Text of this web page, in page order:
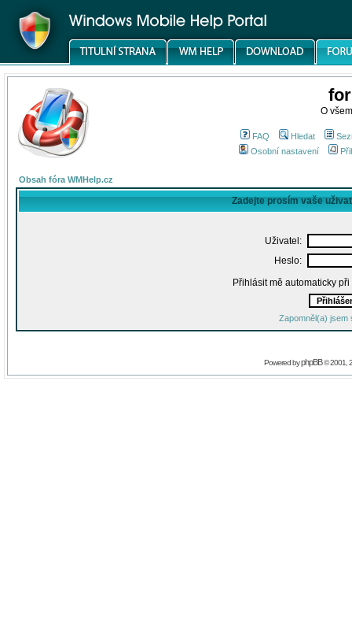
O
FAQ Hledat
Osobní nastavení
Obsah fóra WMHelp.cz
Zadejte prosím vaše
Uživatel:
Heslo:
Přihlásit mě automaticky
Zapomněl(a) jsem
Powered byphpBB© 2001,